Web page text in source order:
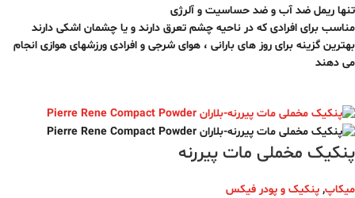
تنها ریمل ضد آب و ضد حساسیت و آلرژی
مناسب برای افرادی که در ناحیه چشم تعرق دارند و یا چشمان اشکی دارند
بهترین گزینه برای روز های بارانی ، هوای شرجی و افرادی ورزشهای هوازی انجام
می دهند
پنکیک مخملی مات پیررنه
میکاپ, پنکیک و پودر فیکس